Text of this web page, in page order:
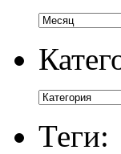
Теги: